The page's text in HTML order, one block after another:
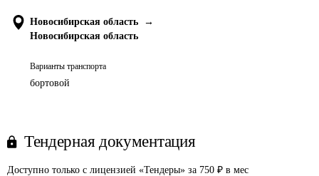
Новосибирская область
→
Новосибирская область
Варианты транспорта
бортовой
Тендерная документация
Доступно только с лицензией «Тендеры» за 750 ₽ в мес